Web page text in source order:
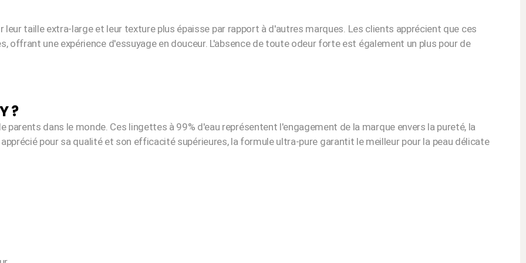
taille extra-large et leur texture plus épaisse par rapport à d'autres marques. Les clients apprécient que ces
offrant une expérience d'essuyage en douceur. L'absence de toute odeur forte est également un plus pour de
?
dans le monde. Ces lingettes à 99% d'eau représentent l'engagement de la marque envers la pureté, la
pour sa qualité et son efficacité supérieures, la formule ultra-pure garantit le meilleur pour la peau délicate